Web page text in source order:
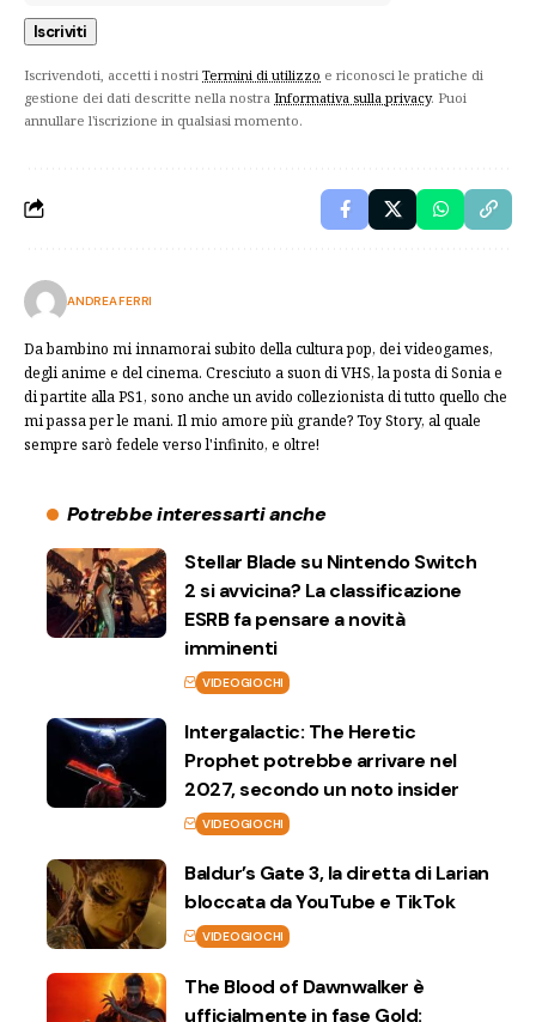
Iscrivendoti, accetti i nostri Termini di utilizzo e riconosci le pratiche di
gestione dei dati descritte nella nostra Informativa sulla privacy. Puoi
annullare l'iscrizione in qualsiasi momento.
ANDREA FERRI
Da bambino mi innamorai subito della cultura pop, dei videogames,
degli anime e del cinema. Cresciuto a suon di VHS, la posta di Sonia e
di partite alla PS1, sono anche un avido collezionista di tutto quello che
mi passa per le mani. Il mio amore più grande? Toy Story, al quale
sempre sarò fedele verso l'infinito, e oltre!
Potrebbe interessarti anche
Stellar Blade su Nintendo Switch
2 si avvicina? La classificazione
ESRB fa pensare a novità
imminenti
VIDEOGIOCHI
Intergalactic: The Heretic
Prophet potrebbe arrivare nel
2027, secondo un noto insider
VIDEOGIOCHI
Baldur’s Gate 3, la diretta di Larian
bloccata da YouTube e TikTok
VIDEOGIOCHI
The Blood of Dawnwalker è
ufficialmente in fase Gold: